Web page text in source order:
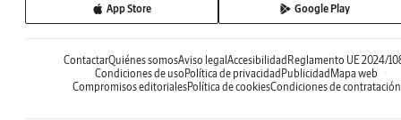
App Store Google Play
ContactarQuiénes somosAviso legalAccesibilidadReglamento UE 2024/
Condiciones de usoPolítica de privacidadPublicidadMapa web
Compromisos editorialesPolítica de cookiesCondiciones de contratación